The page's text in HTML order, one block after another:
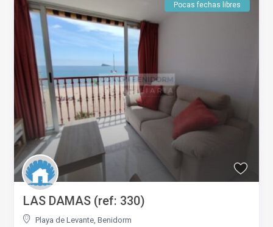
Pocas fechas libres
LAS DAMAS (ref: 330)
Playa de Levante ,Benidorm